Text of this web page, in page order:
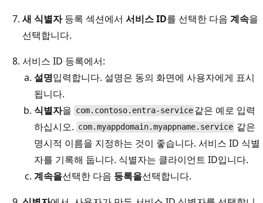
새 식별자등록 섹션에서 서비스 ID를 선택한 다음 계속을
선택합니다.
서비스 ID 등록에서:
설명입력합니다. 설명은 동의 화면에 사용자에게 표시
됩니다.
식별자을 com.contoso.entra-service 같은 예로 입력
하십시오. com.myappdomain.myappname.service 같은
명시적 이름을 지정하는 것이 좋습니다. 서비스 ID 식별
자를 기록해 둡니다. 식별자는 클라이언트 ID입니다.
계속을선택한 다음 등록을선택합니다.